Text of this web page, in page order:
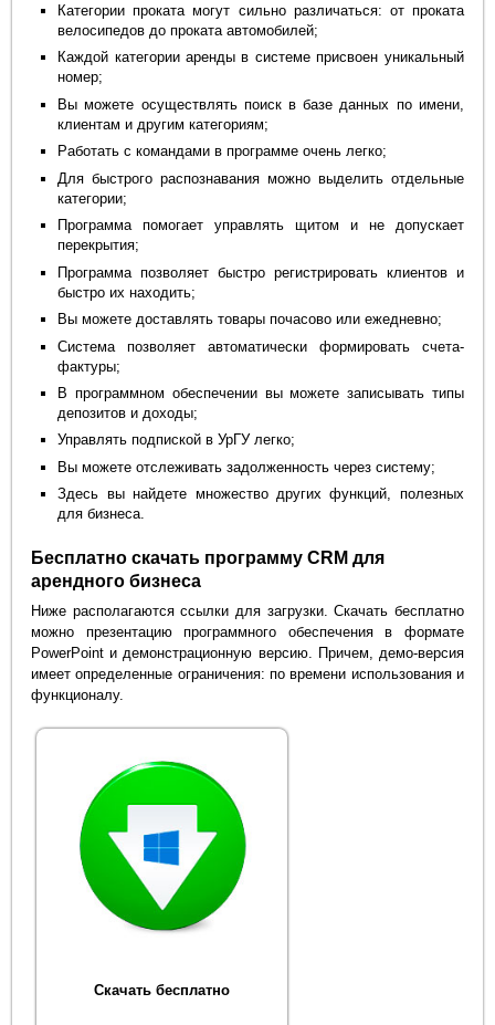
Категории проката могут сильно различаться: от проката
велосипедов до проката автомобилей;
Каждой категории аренды в системе присвоен уникальный
номер;
Вы можете осуществлять поиск в базе данных по имени,
клиентам и другим категориям;
Работать с командами в программе очень легко;
Для быстрого распознавания можно выделить отдельные
категории;
Программа помогает управлять щитом и не допускает
перекрытия;
Программа позволяет быстро регистрировать клиентов и
быстро их находить;
Вы можете доставлять товары почасово или ежедневно;
Система позволяет автоматически формировать счета-
фактуры;
В программном обеспечении вы можете записывать типы
депозитов и доходы;
Управлять подпиской в УрГУ легко;
Вы можете отслеживать задолженность через систему;
Здесь вы найдете множество других функций, полезных
для бизнеса.
Бесплатно скачать программу CRM для
арендного бизнеса
Ниже располагаются ссылки для загрузки. Скачать бесплатно
можно презентацию программного обеспечения в формате
PowerPoint и демонстрационную версию. Причем, демо-версия
имеет определенные ограничения: по времени использования и
функционалу.
Скачать бесплатно